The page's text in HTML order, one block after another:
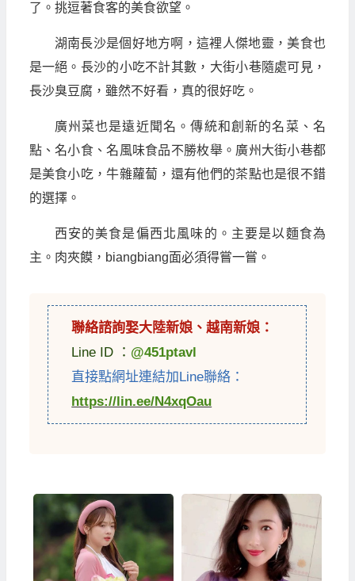
了。挑逗著食客的美食欲望。
湖南長沙是個好地方啊，這裡人傑地靈，美食也
是一絕。長沙的小吃不計其數，大街小巷隨處可見，
長沙臭豆腐，雖然不好看，真的很好吃。
廣州菜也是遠近聞名。傳統和創新的名菜、名
點、名小食、名風味食品不勝枚舉。廣州大街小巷都
是美食小吃，牛雜蘿蔔，還有他們的茶點也是很不錯
的選擇。
西安的美食是偏西北風味的。主要是以麵食為
主。肉夾饃，biangbiang面必須得嘗一嘗。
聯絡諮詢娶大陸新娘 、越南新娘 ：
Line ID ： @451ptavl
直接點網址連結加Line聯絡：
https://lin.ee/N4xqOau